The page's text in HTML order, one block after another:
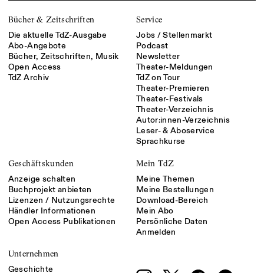
Bücher & Zeitschriften
Die aktuelle TdZ-Ausgabe
Abo-Angebote
Bücher, Zeitschriften, Musik
Open Access
TdZ Archiv
Service
Jobs / Stellenmarkt
Podcast
Newsletter
Theater-Meldungen
TdZ on Tour
Theater-Premieren
Theater-Festivals
Theater-Verzeichnis
Autor:innen-Verzeichnis
Leser- & Aboservice
Sprachkurse
Geschäftskunden
Anzeige schalten
Buchprojekt anbieten
Lizenzen / Nutzungsrechte
Händler Informationen
Open Access Publikationen
Mein TdZ
Meine Themen
Meine Bestellungen
Download-Bereich
Mein Abo
Persönliche Daten
Anmelden
Unternehmen
Geschichte